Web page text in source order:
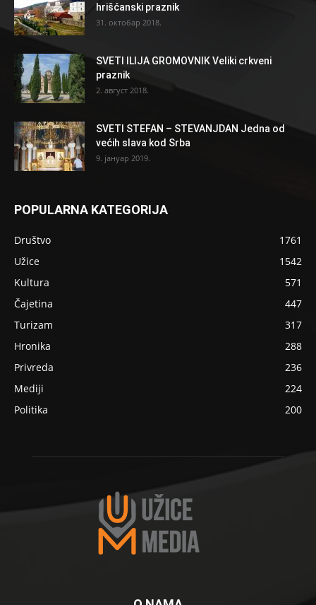
hrišćanski praznik
31. октобар 2018.
SVETI ILIJA GROMOVNIK Veliki crkveni
praznik
2. август 2018.
SVETI STEFAN – STEVANJDAN Jedna od
većih slava kod Srba
9. јануар 2019.
POPULARNA KATEGORIJA
Društvo
1761
Užice
1542
Kultura
571
Čajetina
447
Turizam
317
Hronika
288
Privreda
236
Mediji
224
Politika
200